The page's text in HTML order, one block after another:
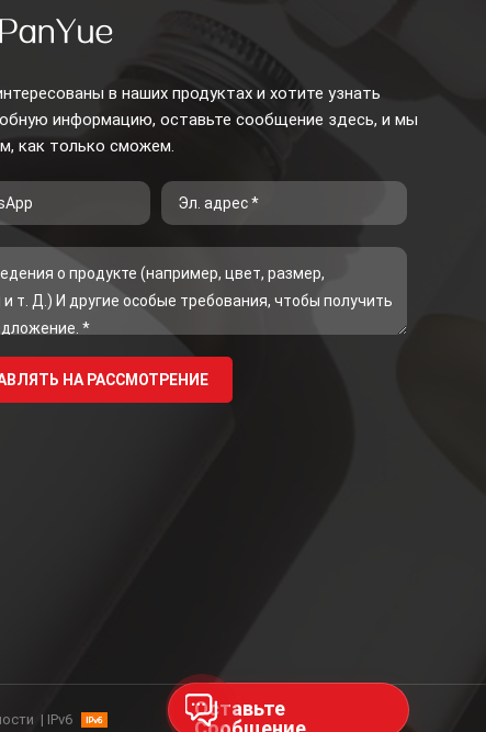
в наших продуктах и ​​хотите узнать
информацию, оставьте сообщение здесь, и мы
как только сможем.
| IPv6
Оставьте